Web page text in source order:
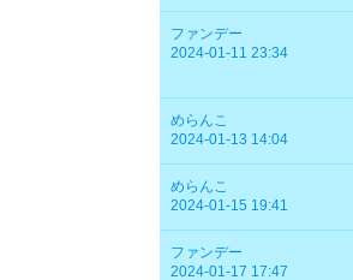
ファンデー
2024-01-11 23:34
めらんこ
2024-01-13 14:04
めらんこ
2024-01-15 19:41
ファンデー
2024-01-17 17:47